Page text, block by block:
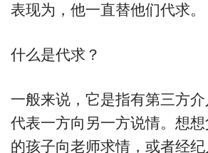
表现为，他一直替他们代求。
什么是代求？
一般来说，它是指有第三方介
代表一方向另一方说情。想
的孩子向老师求情，或者经